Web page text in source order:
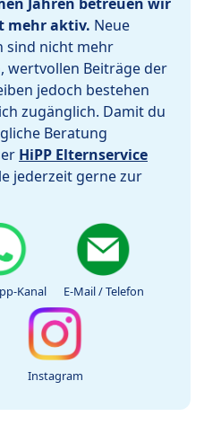
mehr aktiv. Neue
sind nicht mehr
wertvollen Beiträge der
jedoch bestehen
zugänglich. Damit du
Beratung
HiPP Elternservice
jederzeit gerne zur
Kanal E-Mail / Telefon
Instagram